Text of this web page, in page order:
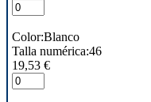
Color:Blanco
Talla numérica:46
19,53 €